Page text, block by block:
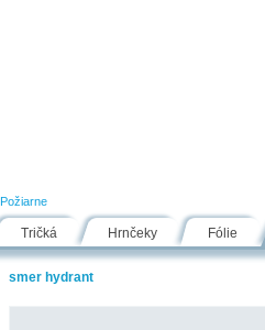
Požiarne
Tričká Hrnčeky Fólie
smer hydrant